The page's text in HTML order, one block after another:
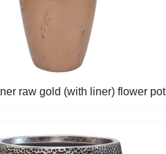
raw gold (with liner) flower pot